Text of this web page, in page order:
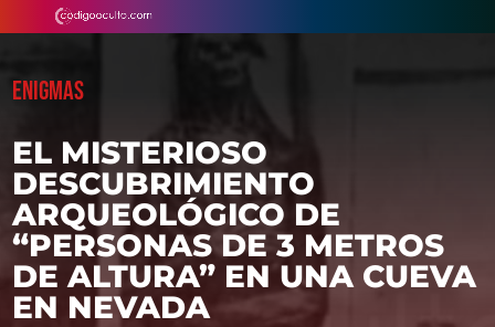
ENIGMAS
EL MISTERIOSO
DESCUBRIMIENTO
ARQUEOLÓGICO DE
“PERSONAS DE 3 METROS
DE ALTURA” EN UNA CUEVA
EN NEVADA